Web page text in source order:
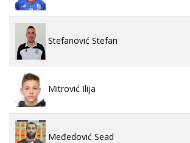
Stefanović Stefan
Mitrović Ilija
Međedović Sead